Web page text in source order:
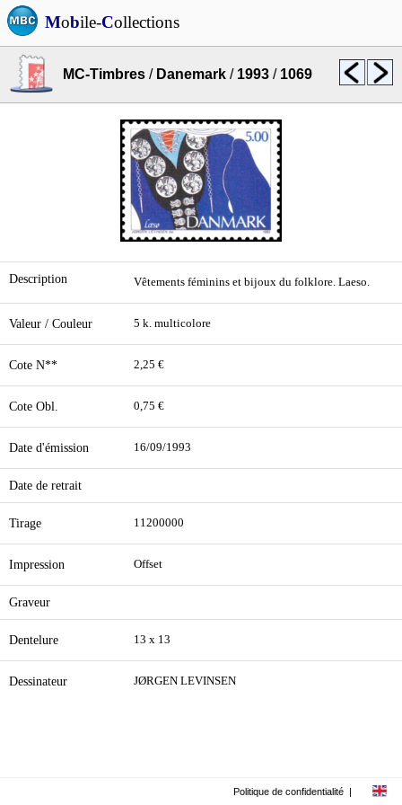
Mobile-Collections
MC-Timbres / Danemark / 1993 / 1069
Description Vêtements féminins et bijoux du folklore. Laeso.
Valeur / Couleur 5 k. multicolore
Cote N** 2,25 €
Cote Obl. 0,75 €
Date d'émission 16/09/1993
Date de retrait
Tirage 11200000
Impression Offset
Graveur
Dentelure 13 x 13
Dessinateur JØRGEN LEVINSEN
Politique de confidentialité |